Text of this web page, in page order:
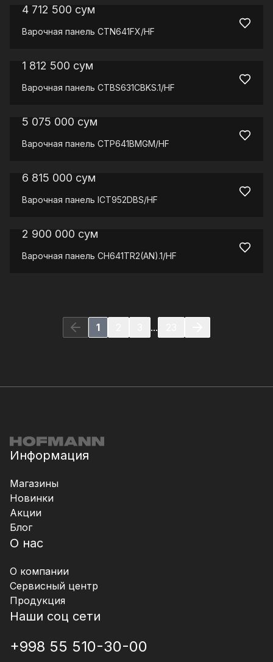
4 712 500 сум
Варочная панель CTN641FX/HF
1 812 500 сум
Варочная панель CTBS631CBKS.1/HF
5 075 000 сум
Варочная панель CTP641BMGM/HF
6 815 000 сум
Варочная панель ICT952DBS/HF
2 900 000 сум
Варочная панель CH641TR2(AN).1/HF
1 ...
Информация
Магазины
Новинки
Акции
Блог
О нас
О компании
Сервисный центр
Продукция
Наши соц сети
+998 55 510-30-00